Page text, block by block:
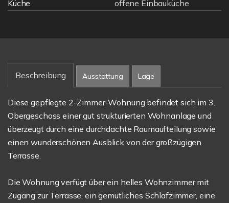
Küche
offene Einbauküche
Beschreibung Ausstattung Lage
Diese gepflegte 2-Zimmer-Wohnung befindet sich im 3.
Obergeschoss einer gut strukturierten Wohnanlage und
überzeugt durch eine durchdachte Raumaufteilung sowie
einen wunderschönen Ausblick von der großzügigen
Terrasse.
Die Wohnung verfügt über ein helles Wohnzimmer mit
Zugang zur Terrasse, ein gemütliches Schlafzimmer, eine